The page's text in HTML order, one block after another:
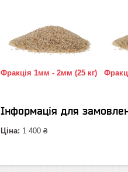
Фракція 1мм - 2мм (25 кг)
Інформація для
Ціна: 1 400 ₴